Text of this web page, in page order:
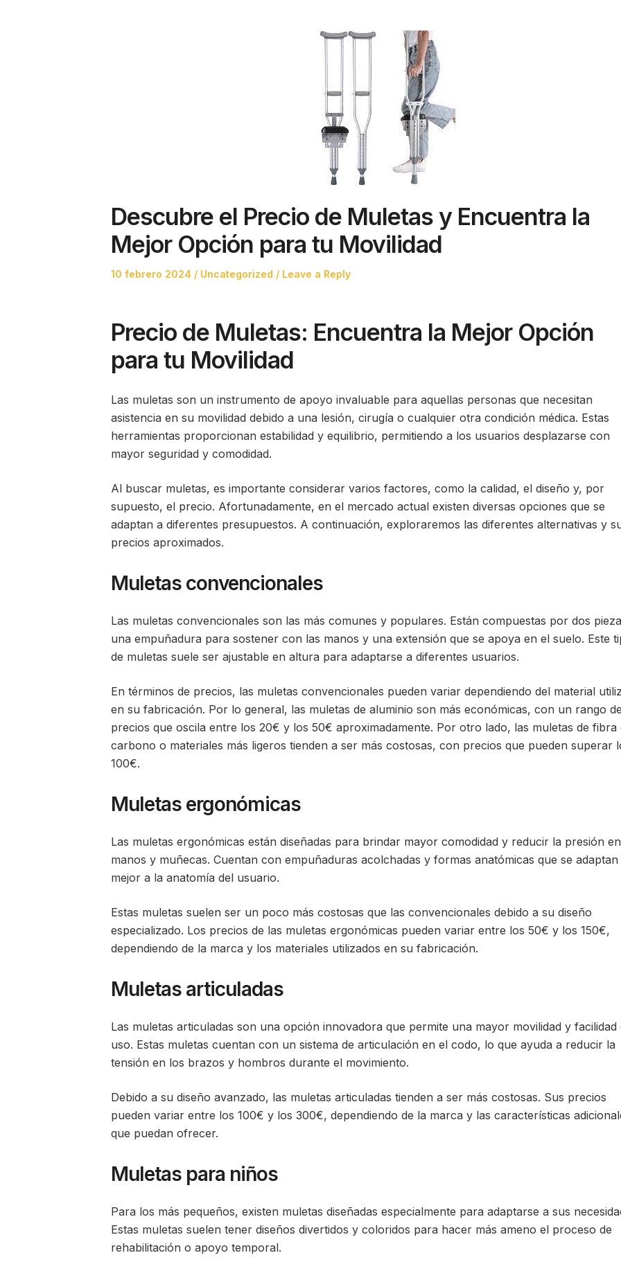
Descubre el Precio de Muletas y Encuentra la
Mejor Opción para tu Movilidad
Posted
10 febrero 2024
Posted
Uncategorized Leave a Reply
Precio de Muletas: Encuentra la Mejor Opción
para tu Movilidad
Las muletas son un instrumento de apoyo invaluable para aquellas personas que necesitan
asistencia en su movilidad debido a una lesión, cirugía o cualquier otra condición médica. Estas
herramientas proporcionan estabilidad y equilibrio, permitiendo a los usuarios desplazarse con
mayor seguridad y comodidad.
Al buscar muletas, es importante considerar varios factores, como la calidad, el diseño y, por
supuesto, el precio. Afortunadamente, en el mercado actual existen diversas opciones que se
adaptan a diferentes presupuestos. A continuación, exploraremos las diferentes alternativas y
precios aproximados.
Muletas convencionales
Las muletas convencionales son las más comunes y populares. Están compuestas por dos
una empuñadura para sostener con las manos y una extensión que se apoya en el suelo. Este
de muletas suele ser ajustable en altura para adaptarse a diferentes usuarios.
En términos de precios, las muletas convencionales pueden variar dependiendo del material
en su fabricación. Por lo general, las muletas de aluminio son más económicas, con un rango
precios que oscila entre los 20€ y los 50€ aproximadamente. Por otro lado, las muletas de fibra
carbono o materiales más ligeros tienden a ser más costosas, con precios que pueden superar
100€.
Muletas ergonómicas
Las muletas ergonómicas están diseñadas para brindar mayor comodidad y reducir la presión
manos y muñecas. Cuentan con empuñaduras acolchadas y formas anatómicas que se adaptan
mejor a la anatomía del usuario.
Estas muletas suelen ser un poco más costosas que las convencionales debido a su diseño
especializado. Los precios de las muletas ergonómicas pueden variar entre los 50€ y los 150€,
dependiendo de la marca y los materiales utilizados en su fabricación.
Muletas articuladas
Las muletas articuladas son una opción innovadora que permite una mayor movilidad y facilidad
uso. Estas muletas cuentan con un sistema de articulación en el codo, lo que ayuda a reducir la
tensión en los brazos y hombros durante el movimiento.
Debido a su diseño avanzado, las muletas articuladas tienden a ser más costosas. Sus precios
pueden variar entre los 100€ y los 300€, dependiendo de la marca y las características
que puedan ofrecer.
Muletas para niños
Para los más pequeños, existen muletas diseñadas especialmente para adaptarse a sus
Estas muletas suelen tener diseños divertidos y coloridos para hacer más ameno el proceso de
rehabilitación o apoyo temporal.